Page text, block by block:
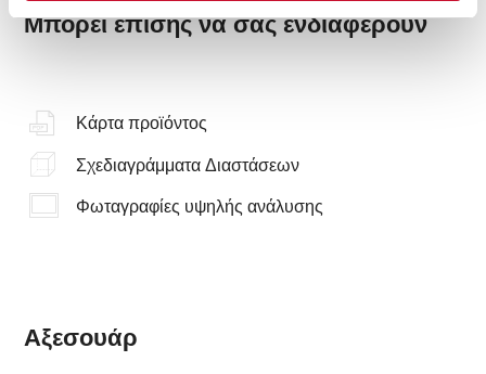
Μπορεί επίσης να σας ενδιαφέρουν
Κάρτα προϊόντος
Σχεδιαγράμματα Διαστάσεων
Φωταγραφίες υψηλής ανάλυσης
Αξεσουάρ